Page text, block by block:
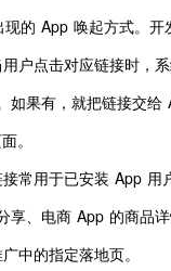
的 App 唤起方式。开
户点击对应链接时，
如果有，就把链接交给
。
常用于已安装 App 用
享、电商 App 的商品
中的指定落地页。